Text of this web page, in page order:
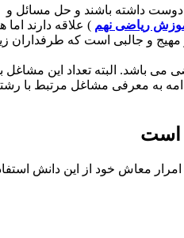
دوست داشته باشند و حل مسائل و
ریاضی نهم ) علاقه دارند
مهیج و جالبی است که طرفداران
باشد. البته تعداد این مشاغل
به معرفی مشاغل مرتبط با
است
معاش خود از این دانش